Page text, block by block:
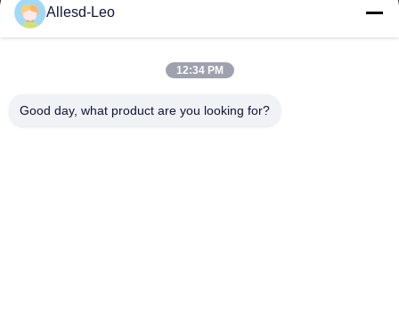
опыт 16years, как ведущие изготовитель и экспортер ESD &
продуктов чистой комнаты, мы предлагаем полную
Дом
Продукты
Allesd-Leo
12:34 PM
Good day, what product are you looking for?